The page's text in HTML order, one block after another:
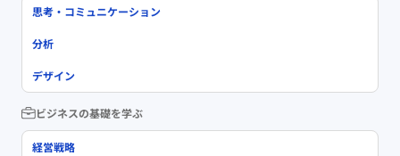
思考・コミュニケーション
分析
デザイン
ビジネスの基礎を学ぶ
経営戦略